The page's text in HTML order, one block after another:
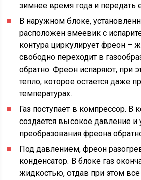
зимнее время года и передать
В наружном блоке,
расположен змеевик с
контура циркулирует фреон –
свободно переходит в
обратно. Фреон испаряют, при
тепло, которое остается даже
температурах.
Газ поступает в компрессор. В
создается высокое давление и
преобразования фреона
Под давлением, фреон
конденсатор. В блоке газ
жидкостью, отдав при этом все